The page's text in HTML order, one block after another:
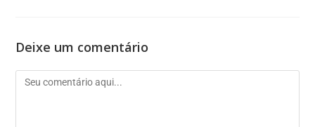
Deixe um comentário